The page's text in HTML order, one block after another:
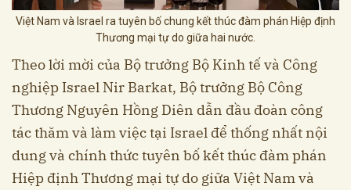
Việt Nam và Israel ra tuyên bố chung kết thúc đàm phán Hiệp định
Thương mại tự do giữa hai nước.
Theo lời mời của Bộ trưởng Bộ Kinh tế và Công
nghiệp Israel Nir Barkat, Bộ trưởng Bộ Công
Thương Nguyên Hồng Diên dẫn đầu đoàn công
tác thăm và làm việc tại Israel để thống nhất nội
dung và chính thức tuyên bố kết thúc đàm phán
Hiệp định Thương mại tự do giữa Việt Nam và